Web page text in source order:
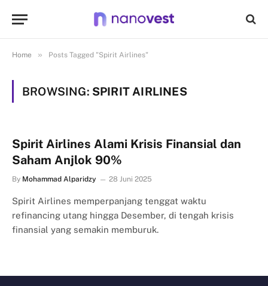
Home » Posts Tagged "Spirit Airlines"
BROWSING: SPIRIT AIRLINES
Spirit Airlines Alami Krisis Finansial dan
Saham Anjlok 90%
By Mohammad Alparidzy 28 Juni 2025
Spirit Airlines memperpanjang tenggat waktu
refinancing utang hingga Desember, di tengah krisis
finansial yang semakin memburuk.